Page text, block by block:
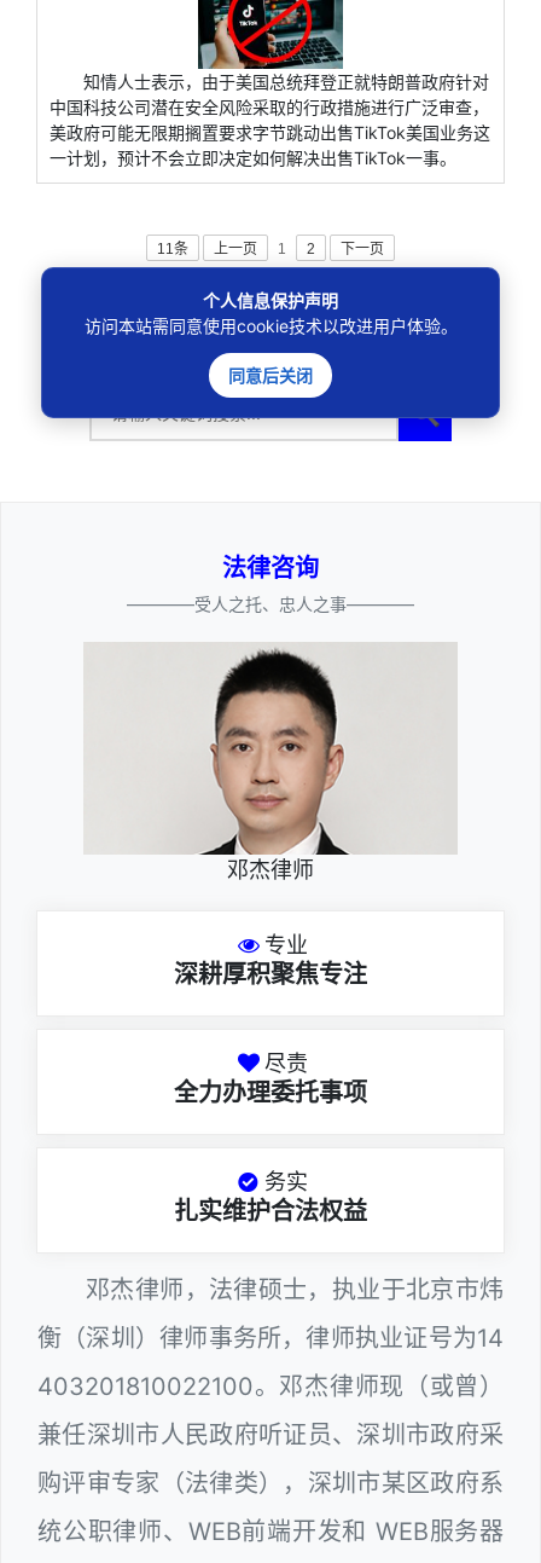
知情人士表示，由于美国总统拜登正就特朗普政府针对
中国科技公司潜在安全风险采取的行政措施进行广泛审查，
美政府可能无限期搁置要求字节跳动出售TikTok美国业务这
一计划，预计不会立即决定如何解决出售TikTok一事。
11条 上一页 1 2 下一页
🔍
法律咨询
————受人之托、忠人之事————
邓杰律师
专业
深耕厚积聚焦专注
尽责
全力办理委托事项
务实
扎实维护合法权益
邓杰律师，法律硕士，执业于北京市炜
衡（深圳）律师事务所，律师执业证号为14
403201810022100。邓杰律师现（或曾）
兼任深圳市人民政府听证员、深圳市政府采
购评审专家（法律类），深圳市某区政府系
统公职律师、WEB前端开发和 WEB服务器
个人信息保护声明
访问本站需同意使用cookie技术以改进用户体验。
同意后关闭